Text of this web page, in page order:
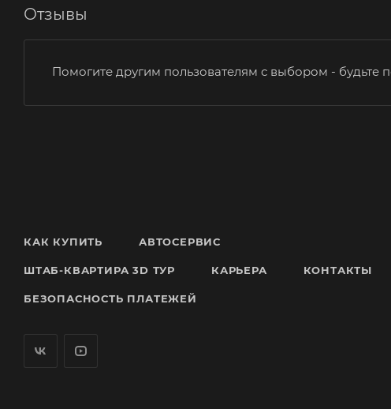
Отзывы
Помогите другим пользователям с выбором -
КАК КУПИТЬ АВТОСЕРВИС
ШТАБ-КВАРТИРА 3D ТУР КАРЬЕРА КОНТАКТЫ
БЕЗОПАСНОСТЬ ПЛАТЕЖЕЙ